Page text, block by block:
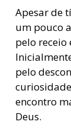
Apesar de
um pouco
pelo
pelo
encontro
Deus.